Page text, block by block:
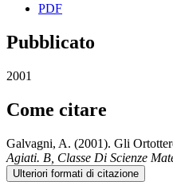
PDF
Pubblicato
2001
Come citare
Galvagni, A. (2001). Gli
Agiati. B, Classe Di Scienze
Ulteriori formati di citazione